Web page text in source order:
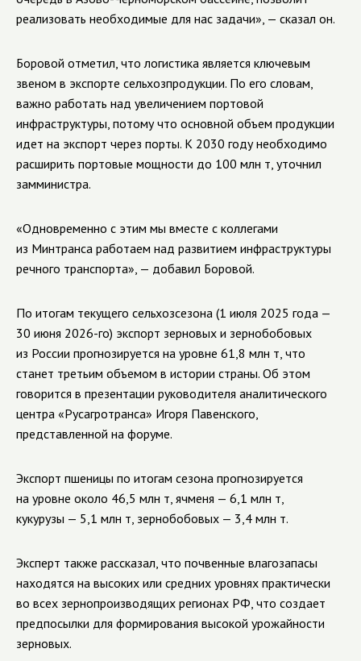
реализовать необходимые для нас задачи», — сказал он.
Боровой отметил, что логистика является ключевым
звеном в экспорте сельхозпродукции. По его словам,
важно работать над увеличением портовой
инфраструктуры, потому что основной объем продукции
идет на экспорт через порты. К 2030 году необходимо
расширить портовые мощности до 100 млн т, уточнил
замминистра.
«Одновременно с этим мы вместе с коллегами
из Минтранса работаем над развитием инфраструктуры
речного транспорта», — добавил Боровой.
По итогам текущего сельхозсезона (1 июля 2025 года —
30 июня 2026-го) экспорт зерновых и зернобобовых
из России прогнозируется на уровне 61,8 млн т, что
станет третьим объемом в истории страны. Об этом
говорится в презентации руководителя аналитического
центра «Русагротранса» Игоря Павенского,
представленной на форуме.
Экспорт пшеницы по итогам сезона прогнозируется
на уровне около 46,5 млн т, ячменя — 6,1 млн т,
кукурузы — 5,1 млн т, зернобобовых — 3,4 млн т.
Эксперт также рассказал, что почвенные влагозапасы
находятся на высоких или средних уровнях практически
во всех зернопроизводящих регионах РФ, что создает
предпосылки для формирования высокой урожайности
зерновых.